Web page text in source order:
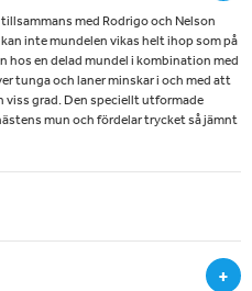
med Rodrigo och Nelson
inte mundelen vikas helt ihop som på
en delad mundel i kombination med
tunga och laner minskar i och med att
viss grad. Den speciellt utformade
mun och fördelar trycket så jämnt
+